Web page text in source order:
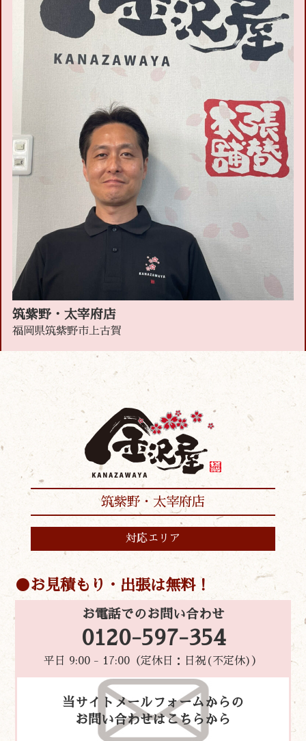
筑紫野・太宰府店
福岡県筑紫野市上古賀
筑紫野・太宰府店
対応エリア
お見積もり・出張は無料！
お電話でのお問い合わせ
0120-597-354
平日 9:00 - 17:00（定休日：日祝(不定休)）
当サイトメールフォームからの
お問い合わせはこちらから